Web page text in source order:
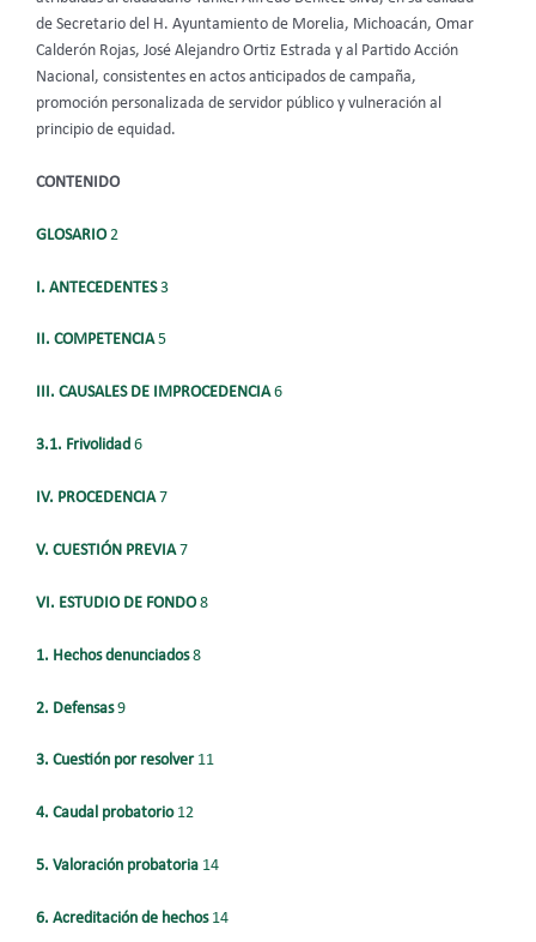
de Secretario del H. Ayuntamiento de Morelia, Michoacán, Omar
Calderón Rojas, José Alejandro Ortiz Estrada y al Partido Acción
Nacional, consistentes en actos anticipados de campaña,
promoción personalizada de servidor público y vulneración al
principio de equidad.
CONTENIDO
GLOSARIO2
I. ANTECEDENTES3
II. COMPETENCIA5
III. CAUSALES DE IMPROCEDENCIA6
3.1. Frivolidad 6
IV. PROCEDENCIA7
V. CUESTIÓN PREVIA7
VI. ESTUDIO DE FONDO8
1. Hechos denunciados8
2. Defensas9
3. Cuestión por resolver11
4. Caudal probatorio12
5. Valoración probatoria 14
6. Acreditación de hechos14